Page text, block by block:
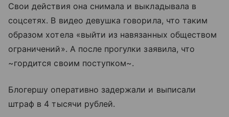
Свои действия она снимала и выкладывала в
соцсетях. В видео девушка говорила, что таким
образом хотела «выйти из навязанных обществом
ограничений». А после прогулки заявила, что
~гордится своим поступком~.
Блогершу оперативно задержали и выписали
штраф в 4 тысячи рублей.